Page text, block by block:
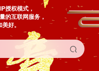
授权模式，
的互联网服务，
好。